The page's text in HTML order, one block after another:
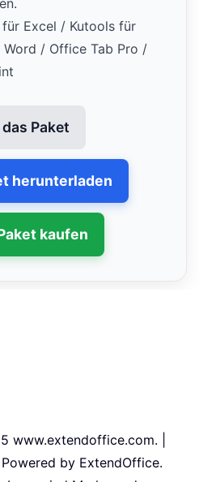
für Excel / Kutools für
/ Office Tab Pro /
Paket
herunterladen
kaufen
|
by ExtendOffice.